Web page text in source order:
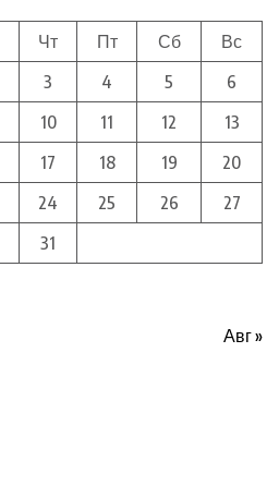
Чт Пт Сб
Вс
3 4 5
6
10 11 12
13
17 18 19
20
24 25 26
27
31
Авг »